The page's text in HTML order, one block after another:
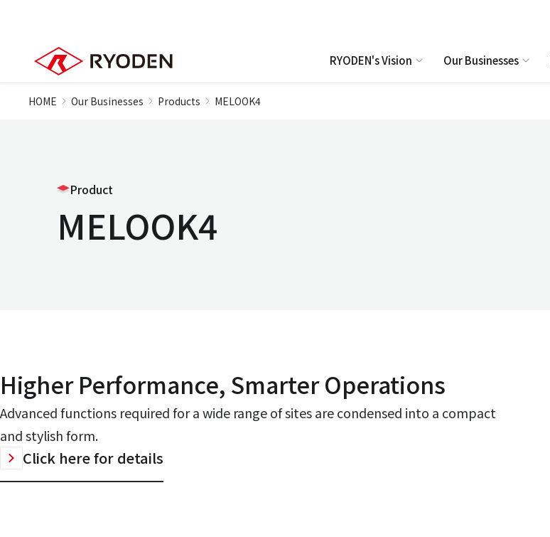
RYODEN's Vision Our Businesses
HOME Our Businesses Products MELOOK4
Product
MELOOK4
Higher Performance, Smarter Operations
Advanced functions required for a wide range of sites are condensed into a compact
and stylish form.
Click here for details